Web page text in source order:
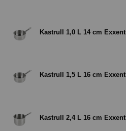
Kastrull 1,0 L 14 cm Exxent
Kastrull 1,5 L 16 cm Exxent
Kastrull 2,4 L 16 cm Exxent